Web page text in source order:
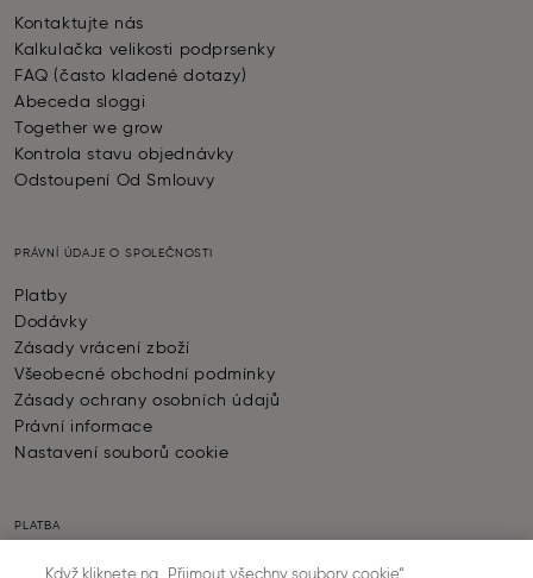
Kontaktujte nás
Kalkulačka velikosti podprsenky
FAQ (často kladené dotazy)
Abeceda sloggi
Together we grow
Kontrola stavu objednávky
Odstoupení Od Smlouvy
PRÁVNÍ ÚDAJE O SPOLEČNOSTI
Platby
Dodávky
Zásady vrácení zboží
Všeobecné obchodní podmínky
Zásady ochrany osobních údajů
Právní informace
Nastavení souborů cookie
PLATBA